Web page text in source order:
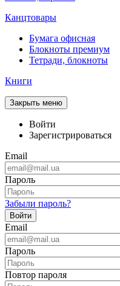
Канцтовары
Бумага офисная
Блокноты премиум
Тетради, блокноты
Книги
Закрыть меню
Войти
Зарегистрироваться
Email
Пароль
Забыли пароль?
Войти
Email
Пароль
Повтор пароля